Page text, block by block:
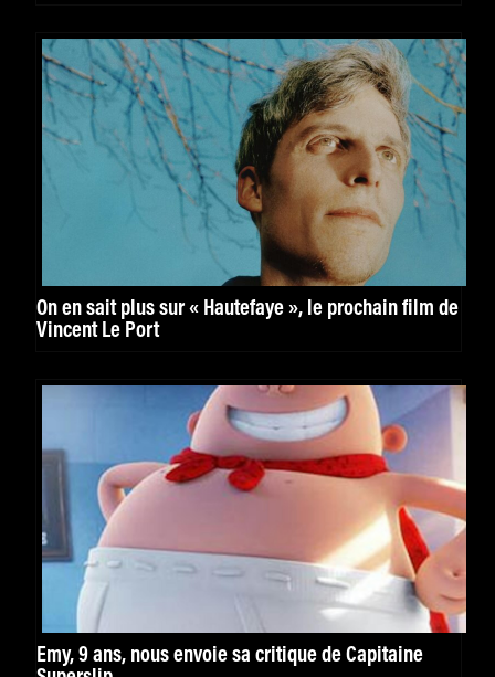
On en sait plus sur « Hautefaye », le prochain film de
Vincent Le Port
Emy, 9 ans, nous envoie sa critique de Capitaine